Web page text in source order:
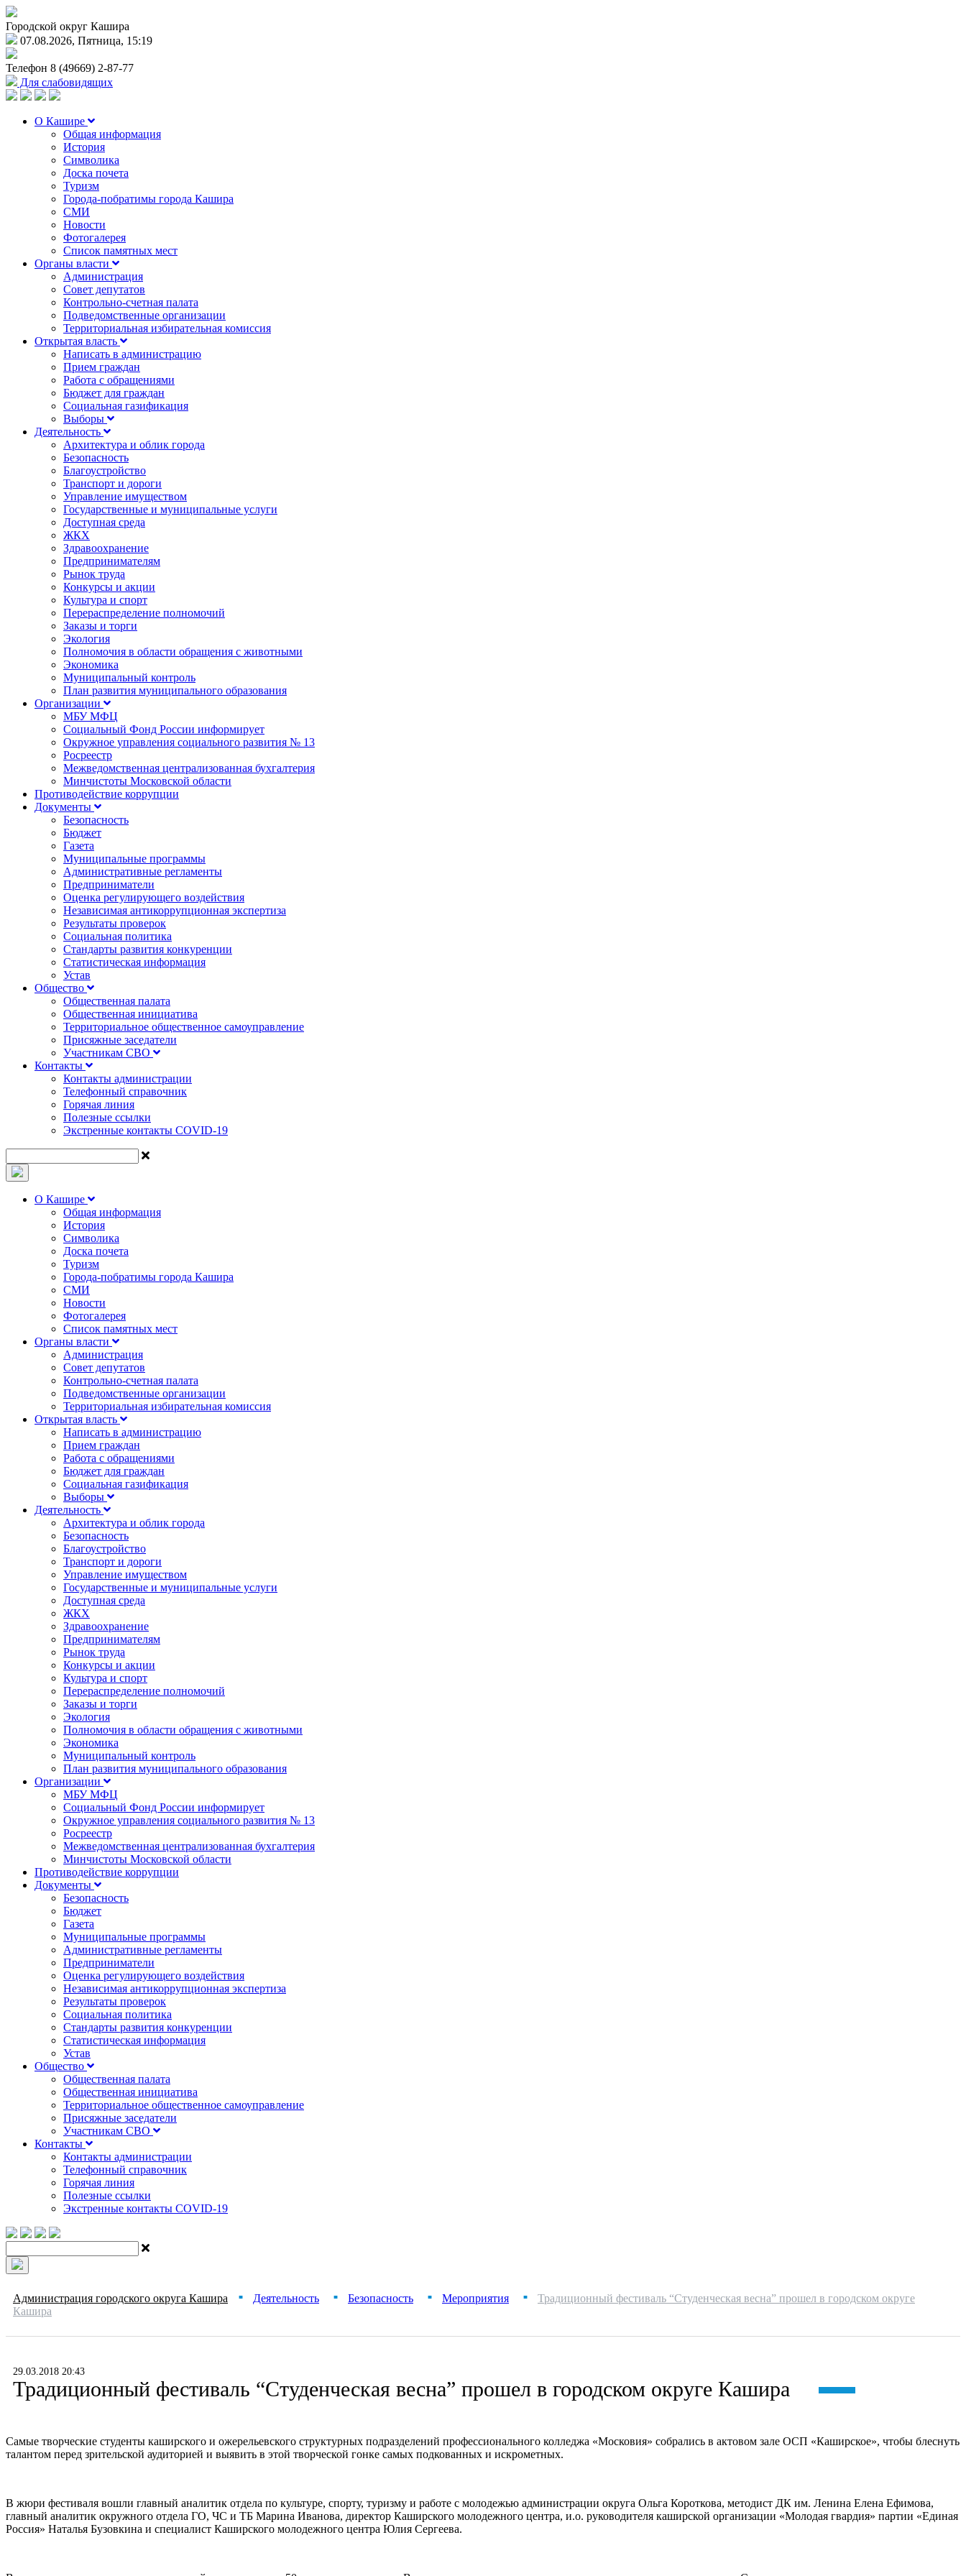
Городской округ Кашира
07.08.2026, Пятница, 15:19
Телефон 8 (49669) 2-87-77
Для слабовидящих
О Кашире
Общая информация
История
Символика
Доска почета
Туризм
Города-побратимы города Кашира
СМИ
Новости
Фотогалерея
Список памятных мест
Органы власти
Администрация
Совет депутатов
Контрольно-счетная палата
Подведомственные организации
Территориальная избирательная комиссия
Открытая власть
Написать в администрацию
Прием граждан
Работа с обращениями
Бюджет для граждан
Социальная газификация
Выборы
Деятельность
Архитектура и облик города
Безопасность
Благоустройство
Транспорт и дороги
Управление имуществом
Государственные и муниципальные услуги
Доступная среда
ЖКХ
Здравоохранение
Предпринимателям
Рынок труда
Конкурсы и акции
Культура и спорт
Перераспределение полномочий
Заказы и торги
Экология
Полномочия в области обращения с животными
Экономика
Муниципальный контроль
План развития муниципального образования
Организации
МБУ МФЦ
Социальный Фонд России информирует
Окружное управления социального развития № 13
Росреестр
Межведомственная централизованная бухгалтерия
Минчистоты Московской области
Противодействие коррупции
Документы
Безопасность
Бюджет
Газета
Муниципальные программы
Административные регламенты
Предприниматели
Оценка регулирующего воздействия
Независимая антикоррупционная экспертиза
Результаты проверок
Социальная политика
Стандарты развития конкуренции
Статистическая информация
Устав
Общество
Общественная палата
Общественная инициатива
Территориальное общественное самоуправление
Присяжные заседатели
Участникам СВО
Контакты
Контакты администрации
Телефонный справочник
Горячая линия
Полезные ссылки
Экстренные контакты COVID-19
О Кашире
Общая информация
История
Символика
Доска почета
Туризм
Города-побратимы города Кашира
СМИ
Новости
Фотогалерея
Список памятных мест
Органы власти
Администрация
Совет депутатов
Контрольно-счетная палата
Подведомственные организации
Территориальная избирательная комиссия
Открытая власть
Написать в администрацию
Прием граждан
Работа с обращениями
Бюджет для граждан
Социальная газификация
Выборы
Деятельность
Архитектура и облик города
Безопасность
Благоустройство
Транспорт и дороги
Управление имуществом
Государственные и муниципальные услуги
Доступная среда
ЖКХ
Здравоохранение
Предпринимателям
Рынок труда
Конкурсы и акции
Культура и спорт
Перераспределение полномочий
Заказы и торги
Экология
Полномочия в области обращения с животными
Экономика
Муниципальный контроль
План развития муниципального образования
Организации
МБУ МФЦ
Социальный Фонд России информирует
Окружное управления социального развития № 13
Росреестр
Межведомственная централизованная бухгалтерия
Минчистоты Московской области
Противодействие коррупции
Документы
Безопасность
Бюджет
Газета
Муниципальные программы
Административные регламенты
Предприниматели
Оценка регулирующего воздействия
Независимая антикоррупционная экспертиза
Результаты проверок
Социальная политика
Стандарты развития конкуренции
Статистическая информация
Устав
Общество
Общественная палата
Общественная инициатива
Территориальное общественное самоуправление
Присяжные заседатели
Участникам СВО
Контакты
Контакты администрации
Телефонный справочник
Горячая линия
Полезные ссылки
Экстренные контакты COVID-19
Администрация городского округа Кашира ■ Деятельность ■ Безопасность ■ Мероприятия ■
Традиционный фестиваль “Студенческая весна” прошел в городском округе
Кашира
29.03.2018 20:43
Традиционный фестиваль “Студенческая весна” прошел в городском округе Кашира
Самые творческие студенты каширского и ожерельевского структурных подразделений профессионального колледжа «Московия» собрались в актовом зале ОСП «Каширское», чтобы блеснуть
талантом перед зрительской аудиторией и выявить в этой творческой гонке самых подкованных и искрометных.
В жюри фестиваля вошли главный аналитик отдела по культуре, спорту, туризму и работе с молодежью администрации округа Ольга Короткова, методист ДК им. Ленина Елена Ефимова,
главный аналитик окружного отдела ГО, ЧС и ТБ Марина Иванова, директор Каширского молодежного центра, и.о. руководителя каширской организации «Молодая гвардия» партии «Единая
Россия» Наталья Бузовкина и специалист Каширского молодежного центра Юлия Сергеева.